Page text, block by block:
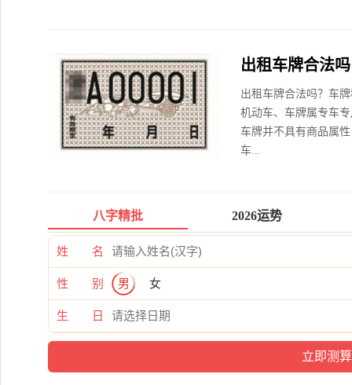
出租车牌合法吗
出租车牌合法吗？车
机动车、车牌属专车
车牌并不具有商品属
车...
八字精批 2026运势
姓 名
性 别 男 女
生 日